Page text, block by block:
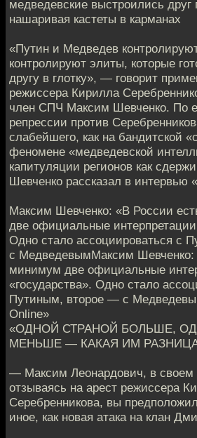
медведевские выстроились друг
нашаривая кастеты в карманах
«Путин и Медведев
контролируют элиты, которые
другу в глотку», — говорит
режиссера Кирилла
член СПЧ Максим Шевченко. По
репрессии против
слабейшего, как на бандитской
феномене «медведевской
капитуляции регионов как
Шевченко рассказал в
Максим Шевченко: «В России
две официальные интерпретации
Одно стало ассоциироваться с
с МедведевымМаксим Шевченко:
минимум две официальные
«государства». Одно стало
Путиным, второе — с
Online»
«ОДНОЙ СТРАНОЙ БОЛЬШЕ,
МЕНЬШЕ — КАКАЯ ИМ
— Максим Леонардович, в своем
отзываясь на арест режиссера
Серебренникова, вы
иное, как новая атака на клан